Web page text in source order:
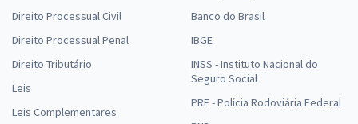
Direito Processual Civil
Direito Processual Penal
Direito Tributário
Leis
Leis Complementares
Banco do Brasil
IBGE
INSS - Instituto Nacional do
Seguro Social
PRF - Polícia Rodoviária Federal